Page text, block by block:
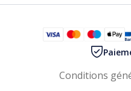
Conditions